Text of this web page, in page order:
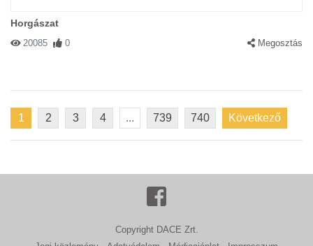
Horgászat
20085 0 Megosztás
1 2 3 4 ... 739 740 Következő
Copyright DACE Zrt.